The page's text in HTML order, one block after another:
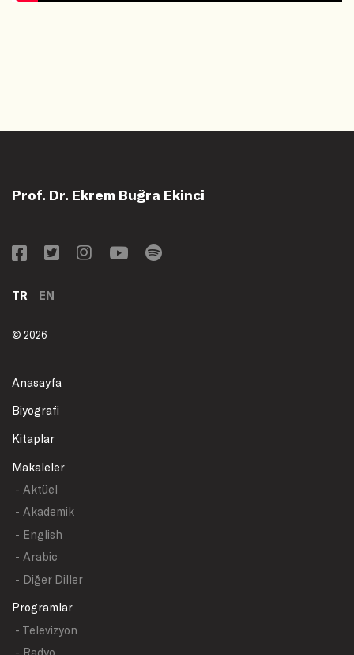
Prof. Dr. Ekrem Buğra Ekinci
TR EN
© 2026
Anasayfa
Biyografi
Kitaplar
Makaleler
- Aktüel
- Akademik
- English
- Arabic
- Diğer Diller
Programlar
- Televizyon
- Radyo